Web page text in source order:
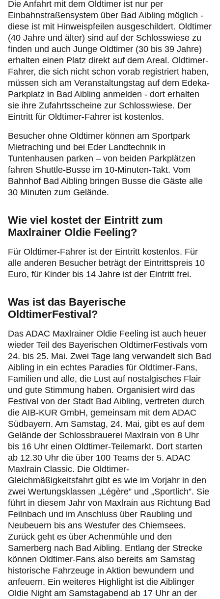
Die Anfahrt mit dem Oldtimer ist nur per
Einbahnstraßensystem über Bad Aibling möglich -
diese ist mit Hinweispfeilen ausgeschildert. Oldtimer
(40 Jahre und älter) sind auf der Schlosswiese zu
finden und auch Junge Oldtimer (30 bis 39 Jahre)
erhalten einen Platz direkt auf dem Areal. Oldtimer-
Fahrer, die sich nicht schon vorab registriert haben,
müssen sich am Veranstaltungstag auf dem Edeka-
Parkplatz in Bad Aibling anmelden - dort erhalten
sie ihre Zufahrtsscheine zur Schlosswiese. Der
Eintritt für Oldtimer-Fahrer ist kostenlos.
Besucher ohne Oldtimer können am Sportpark
Mietraching und bei Eder Landtechnik in
Tuntenhausen parken – von beiden Parkplätzen
fahren Shuttle-Busse im 10-Minuten-Takt. Vom
Bahnhof Bad Aibling bringen Busse die Gäste alle
30 Minuten zum Gelände.
Wie viel kostet der Eintritt zum
Maxlrainer Oldie Feeling?
Für Oldtimer-Fahrer ist der Eintritt kostenlos. Für
alle anderen Besucher beträgt der Eintrittspreis 10
Euro, für Kinder bis 14 Jahre ist der Eintritt frei.
Was ist das Bayerische
OldtimerFestival?
Das ADAC Maxlrainer Oldie Feeling ist auch heuer
wieder Teil des Bayerischen OldtimerFestivals vom
24. bis 25. Mai. Zwei Tage lang verwandelt sich Bad
Aibling in ein echtes Paradies für Oldtimer-Fans,
Familien und alle, die Lust auf nostalgisches Flair
und gute Stimmung haben. Organisiert wird das
Festival von der Stadt Bad Aibling, vertreten durch
die AIB-KUR GmbH, gemeinsam mit dem ADAC
Südbayern. Am Samstag, 24. Mai, gibt es auf dem
Gelände der Schlossbrauerei Maxlrain von 8 Uhr
bis 16 Uhr einen Oldtimer-Teilemarkt. Dort starten
ab 12.30 Uhr die über 100 Teams der 5. ADAC
Maxlrain Classic. Die Oldtimer-
Gleichmäßigkeitsfahrt gibt es wie im Vorjahr in den
zwei Wertungsklassen „Légère” und „Sportlich”. Sie
führt in diesem Jahr von Maxlrain aus Richtung Bad
Feilnbach und im Anschluss über Raubling und
Neubeuern bis ans Westufer des Chiemsees.
Zurück geht es über Achenmühle und den
Samerberg nach Bad Aibling. Entlang der Strecke
können Oldtimer-Fans also bereits am Samstag
historische Fahrzeuge in Aktion bewundern und
anfeuern. Ein weiteres Highlight ist die Aiblinger
Oldie Night am Samstagabend ab 17 Uhr an der